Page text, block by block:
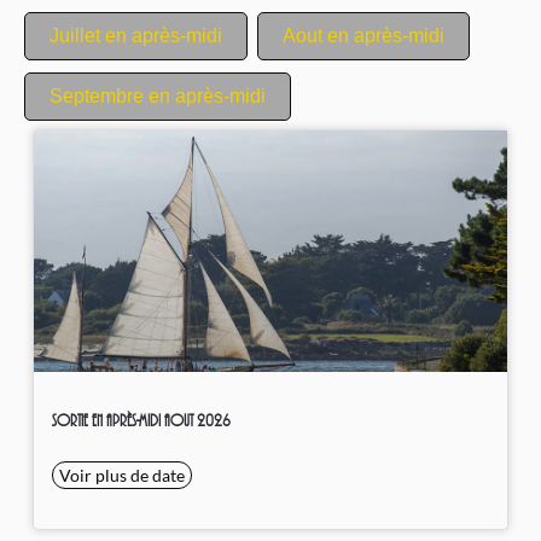
Juillet en après-midi Aout en après-midi
Septembre en après-midi
Sortie en après-midi Aout 2026
Voir plus de date